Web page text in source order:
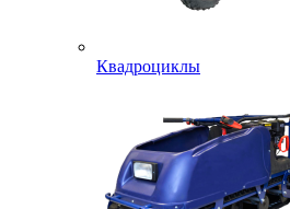
Квадроциклы